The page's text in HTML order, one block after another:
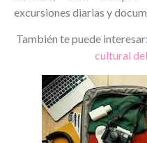
excursiones diarias y
También te puede interesar:
cultural